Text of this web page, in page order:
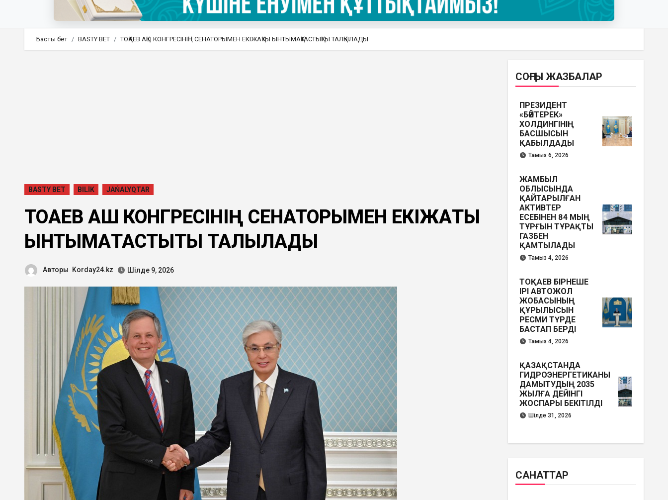
Басты бет BASTY BET ТОҚАЕВ АҚШ КОНГРЕСІНІҢ СЕНАТОРЫМЕН ЕКІЖАҚТЫ ЫНТЫМАҚТАСТЫҚТЫ ТАЛҚЫЛАДЫ
BASTY BET BILİK JAŃALYQTAR
ТОҚАЕВ АҚШ КОНГРЕСІНІҢ СЕНАТОРЫМЕН ЕКІЖАҚТЫ
ЫНТЫМАҚТАСТЫҚТЫ ТАЛҚЫЛАДЫ
Авторы Korday24.kz Шілде 9, 2026
СОҢҒЫ ЖАЗБАЛАР
ПРЕЗИДЕНТ
«БӘЙТЕРЕК»
ХОЛДИНГІНІҢ
БАСШЫСЫН
ҚАБЫЛДАДЫ
Тамыз 6, 2026
ЖАМБЫЛ
ОБЛЫСЫНДА
ҚАЙТАРЫЛҒАН
АКТИВТЕР
ЕСЕБІНЕН 84 МЫҢ
ТҰРҒЫН ТҰРАҚТЫ
ГАЗБЕН
ҚАМТЫЛАДЫ
Тамыз 4, 2026
ТОҚАЕВ БІРНЕШЕ
ІРІ АВТОЖОЛ
ЖОБАСЫНЫҢ
ҚҰРЫЛЫСЫН
РЕСМИ ТҮРДЕ
БАСТАП БЕРДІ
Тамыз 4, 2026
ҚАЗАҚСТАНДА
ГИДРОЭНЕРГЕТИКАНЫ
ДАМЫТУДЫҢ 2035
ЖЫЛҒА ДЕЙІНГІ
ЖОСПАРЫ БЕКІТІЛДІ
Шілде 31, 2026
САНАТТАР